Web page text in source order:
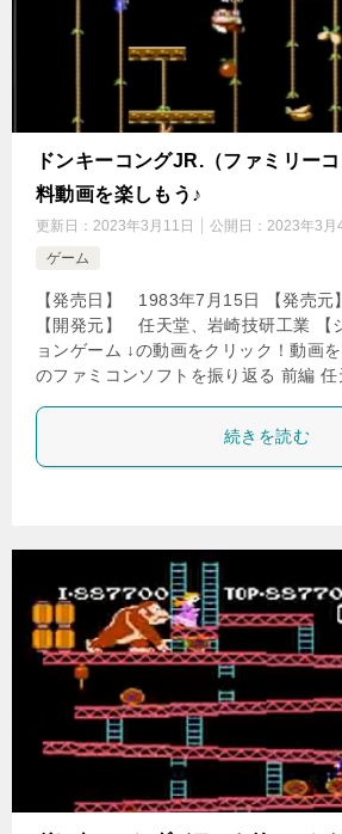
ドンキーコングJR.（ファミリー
料動画を楽しもう♪
更新日： 2023年3月11日 公開日： 2023年3月
ゲーム
【発売日】 1983年7月15日 【発売
【開発元】 任天堂、岩崎技研工業
ョンゲーム ↓の動画をクリック！動画
のファミコンソフトを振り返る 前編
続きを読む